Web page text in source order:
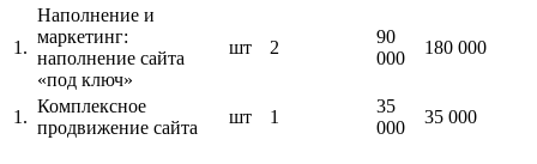
1.
Наполнение и
маркетинг:
наполнение сайта
«под ключ»
шт 2
90
000
180 000
1.
Комплексное
продвижение сайта
шт 1
35
000
35 000